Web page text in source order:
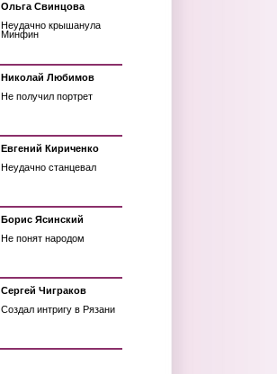
Ольга Свинцова
Неудачно крышанула
Минфин
Николай Любимов
Не получил портрет
Евгений Кириченко
Неудачно станцевал
Борис Ясинский
Не понят народом
Сергей Чиграков
Создал интригу в Рязани